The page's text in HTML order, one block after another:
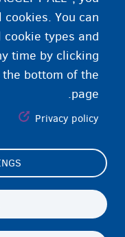
You can
types and
time by clicking
bottom of the
page.
Privacy policy
Footer
(menu)
Cookie Settings
بيان ملفات تعريف